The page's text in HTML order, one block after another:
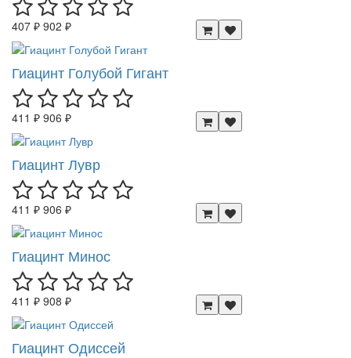
407 ₽ 902 ₽
Гиацинт Голубой Гигант
411 ₽ 906 ₽
Гиацинт Лувр
411 ₽ 906 ₽
Гиацинт Минос
411 ₽ 908 ₽
Гиацинт Одиссей